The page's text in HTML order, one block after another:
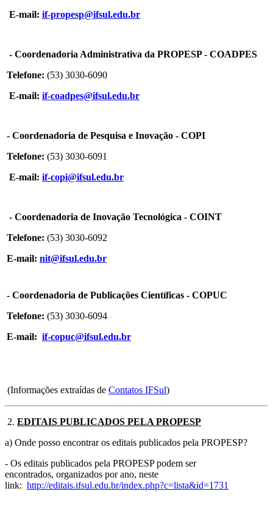
E-mail: if-propesp@ifsul.edu.br
- Coordenadoria Administrativa da PROPESP - COADPES
Telefone: (53) 3030-6090
E-mail: if-coadpes@ifsul.edu.br
- Coordenadoria de Pesquisa e Inovação - COPI
Telefone: (53) 3030-6091
E-mail: if-copi@ifsul.edu.br
- Coordenadoria de Inovação Tecnológica - COINT
Telefone: (53) 3030-6092
E-mail: nit@ifsul.edu.br
- Coordenadoria de Publicações Científicas - COPUC
Telefone: (53) 3030-6094
E-mail: if-copuc@ifsul.edu.br
(Informações extraídas de Contatos IFSul)
2. EDITAIS PUBLICADOS PELA PROPESP
a) Onde posso encontrar os editais publicados pela PROPESP?
- Os editais publicados pela PROPESP podem ser
encontrados, organizados por ano, neste
link: http://editais.ifsul.edu.br/index.php?c=lista&id=1731